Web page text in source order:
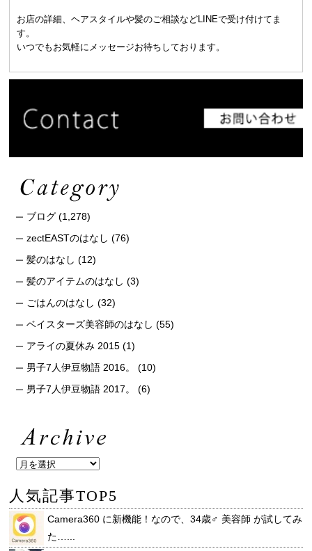
お店の詳細、ヘアスタイルや髪のご相談などLINEで受け付けてま
す。
いつでもお気軽にメッセージお待ちしております。
ブログ (1,278)
zectEASTのはなし (76)
髪のはなし (12)
髪のアイテムのはなし (3)
ごはんのはなし (32)
ベイスターズ美容師のはなし (55)
アライの夏休み 2015 (1)
男子7人伊豆物語 2016。
(10)
男子7人伊豆物語 2017。
(6)
人気記事TOP5
Camera360 に新機能！なので、34歳♂ 美容師 が試してみ
た…...